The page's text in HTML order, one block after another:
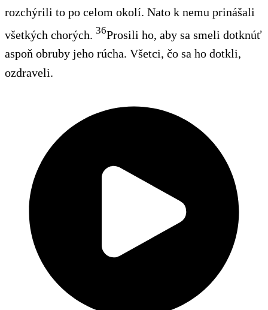
rozchýrili to po celom okolí. Nato k nemu prinášali
všetkých chorých. 36Prosili ho, aby sa smeli dotknúť
aspoň obruby jeho rúcha. Všetci, čo sa ho dotkli,
ozdraveli.